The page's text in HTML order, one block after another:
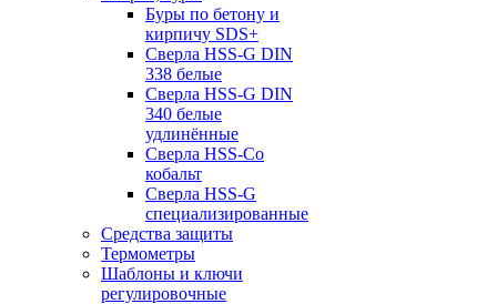
Буры по бетону и
кирпичу SDS+
Сверла HSS-G DIN
338 белые
Сверла HSS-G DIN
340 белые
удлинённые
Сверла HSS-Co
кобальт
Сверла HSS-G
специализированные
Средства защиты
Термометры
Шаблоны и ключи
регулировочные